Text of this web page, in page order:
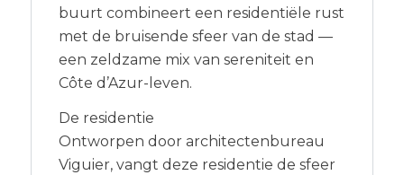
buurt combineert een residentiële rust
met de bruisende sfeer van de stad —
een zeldzame mix van sereniteit en
Côte d’Azur-leven.
De residentie
Ontworpen door architectenbureau
Viguier, vangt deze residentie de sfeer